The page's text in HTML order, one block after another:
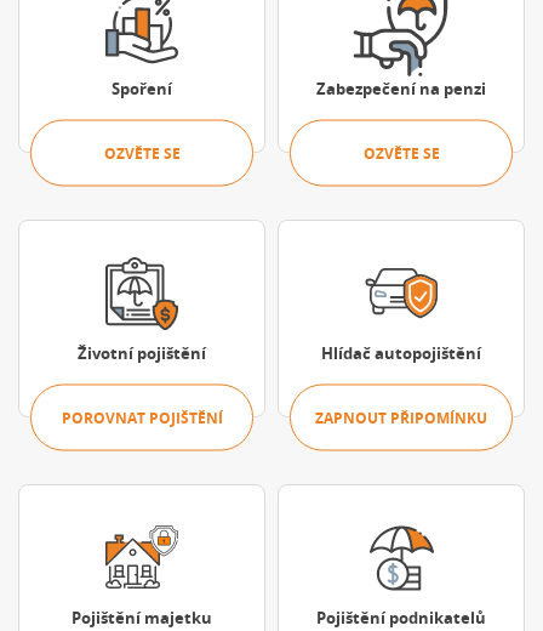
Spoření
OZVĚTE SE
Zabezpečení na penzi
OZVĚTE SE
Životní pojištění
POROVNAT POJIŠTĚNÍ
Porovnat pojištění
Hlídač autopojištění
ZAPNOUT PŘIPOMÍNKU
Zapnout
Pojištění majetku
Porovnat pojištění
Pojištění podnikatelů
Porovnat